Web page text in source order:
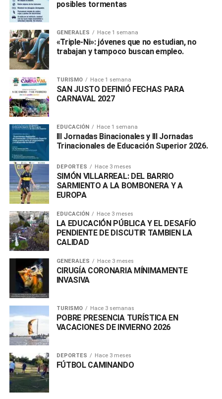
posibles tormentas
GENERALES Hace 1 semana
«Triple-Ni»: jóvenes que no estudian, no
trabajan y tampoco buscan empleo.
TURISMO Hace 1 semana
SAN JUSTO DEFINIÓ FECHAS PARA
CARNAVAL 2027
EDUCACIÓN Hace 1 semana
III Jornadas Binacionales y III Jornadas
Trinacionales de Educación Superior 2026.
DEPORTES Hace 3 meses
SIMÓN VILLARREAL: DEL BARRIO
SARMIENTO A LA BOMBONERA Y A
EUROPA
EDUCACIÓN Hace 3 meses
LA EDUCACIÓN PÚBLICA Y EL DESAFÍO
PENDIENTE DE DISCUTIR TAMBIEN LA
CALIDAD
GENERALES Hace 3 meses
CIRUGÍA CORONARIA MÍNIMAMENTE
INVASIVA
TURISMO Hace 3 semanas
POBRE PRESENCIA TURÍSTICA EN
VACACIONES DE INVIERNO 2026
DEPORTES Hace 3 meses
FÚTBOL CAMINANDO